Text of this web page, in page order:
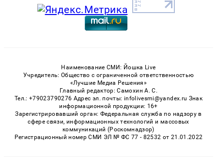
Наименование СМИ: Йошка Live
Учредитель: Общество с ограниченной ответственностью
«Лучшие Медиа Решения»
Главный редактор: Самохин А. С.
Тел.: +79023790276 Адрес эл. почты: infolivesmi@yandex.ru Знак
информационной продукции: 16+
Зарегистрировавший орган: Федеральная служба по надзору в
сфере связи, информационных технологий и массовых
коммуникаций (Роскомнадзор)
Регистрационный номер СМИ ЭЛ № ФС 77 - 82532 от 21.01.2022